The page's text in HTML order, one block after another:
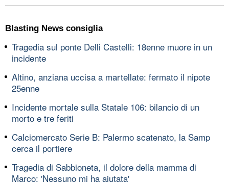
Blasting News consiglia
Tragedia sul ponte Delli Castelli: 18enne muore in un
incidente
Altino, anziana uccisa a martellate: fermato il nipote
25enne
Incidente mortale sulla Statale 106: bilancio di un
morto e tre feriti
Calciomercato Serie B: Palermo scatenato, la Samp
cerca il portiere
Tragedia di Sabbioneta, il dolore della mamma di
Marco: 'Nessuno mi ha aiutata'